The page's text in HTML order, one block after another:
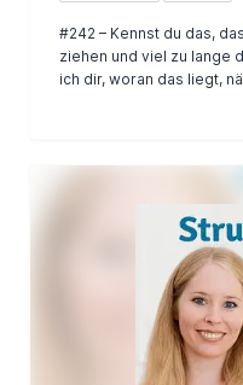
#242 – Kennst du das,
ziehen und viel zu lange
ich dir, woran das liegt,